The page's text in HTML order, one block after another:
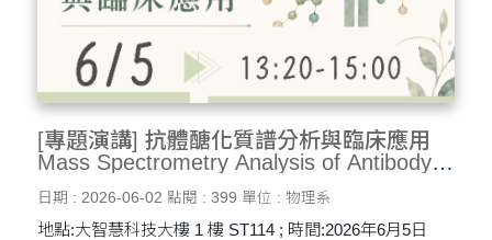
[專題演講] 抗體醣化質譜分析與臨床應用
Mass Spectrometry Analysis of Antibody
Glycosylation and Its Clinical Applications
6/5
日期 : 2026-06-02 點閱 : 399 單位 : 物理系
地點:大智慧科技大樓 1 樓 ST114 ; 時間:2026年6月5日